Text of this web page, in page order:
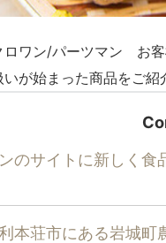
ロワン/パーツマン お客
が始まった商品をご紹
のサイトに新しく
本荘市にある岩城町